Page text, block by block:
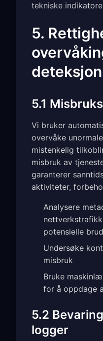
tekniske
5.
deteksjon
5.1
Vi bruker
overvåke
mistenkelig
misbruk av
garanterer
aktiviteter,
Analysere
potensielle
Undersøke
misbruk
Bruke
for å oppdage
5.2
logger